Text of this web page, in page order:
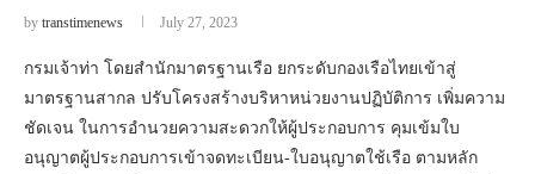
by transtimenews July 27, 2023
กรมเจ้าท่า โดยสำนักมาตรฐานเรือ ยกระดับกองเรือไทยเข้าสู่
มาตรฐานสากล ปรับโครงสร้างบริหาหน่วยงานปฏิบัติการ เพิ่มความ
ชัดเจน ในการอำนวยความสะดวกให้ผู้ประกอบการ คุมเข้มใบ
อนุญาตผู้ประกอบการเข้าจดทะเบียน-ใบอนุญาตใช้เรือ ตามหลัก